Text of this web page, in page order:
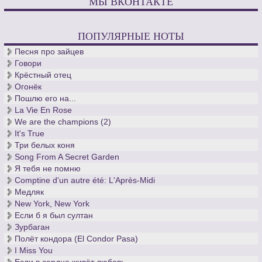
ПОПУЛЯРНЫЕ НОТЫ
Песня про зайцев
Говори
Крёстный отец
Огонёк
Пошлю его на...
La Vie En Rose
We are the champions (2)
It's True
Три белых коня
Song From A Secret Garden
Я тебя не помню
Comptine d'un autre été: L'Après-Midi
Медляк
New York, New York
Если б я был султан
Зурбаган
Полёт кондора (El Condor Pasa)
I Miss You